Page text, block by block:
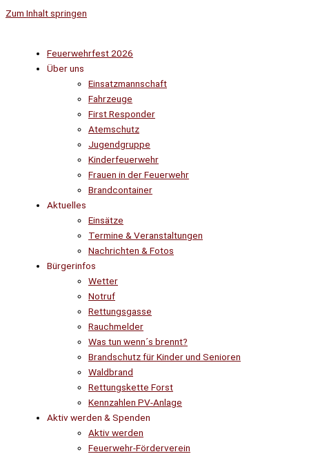
Zum Inhalt springen
Feuerwehrfest 2026
Über uns
Einsatzmannschaft
Fahrzeuge
First Responder
Atemschutz
Jugendgruppe
Kinderfeuerwehr
Frauen in der Feuerwehr
Brandcontainer
Aktuelles
Einsätze
Termine & Veranstaltungen
Nachrichten & Fotos
Bürgerinfos
Wetter
Notruf
Rettungsgasse
Rauchmelder
Was tun wenn´s brennt?
Brandschutz für Kinder und Senioren
Waldbrand
Rettungskette Forst
Kennzahlen PV-Anlage
Aktiv werden & Spenden
Aktiv werden
Feuerwehr-Förderverein